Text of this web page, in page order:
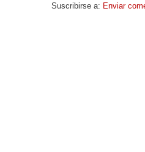
Suscribirse a: Enviar